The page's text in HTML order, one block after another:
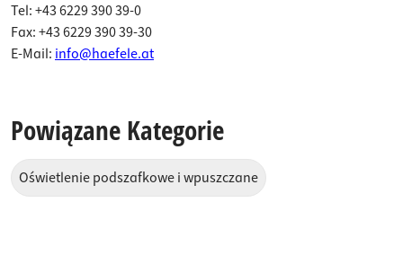
Tel: +43 6229 390 39-0
Fax: +43 6229 390 39-30
E-Mail: info@haefele.at
Powiązane Kategorie
Oświetlenie podszafkowe i wpuszczane